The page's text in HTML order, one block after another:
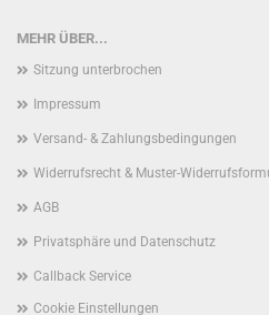
MEHR ÜBER...
Sitzung unterbrochen
Impressum
Versand- & Zahlungsbedingungen
Widerrufsrecht & Muster-
AGB
Privatsphäre und Datenschutz
Callback Service
Cookie Einstellungen